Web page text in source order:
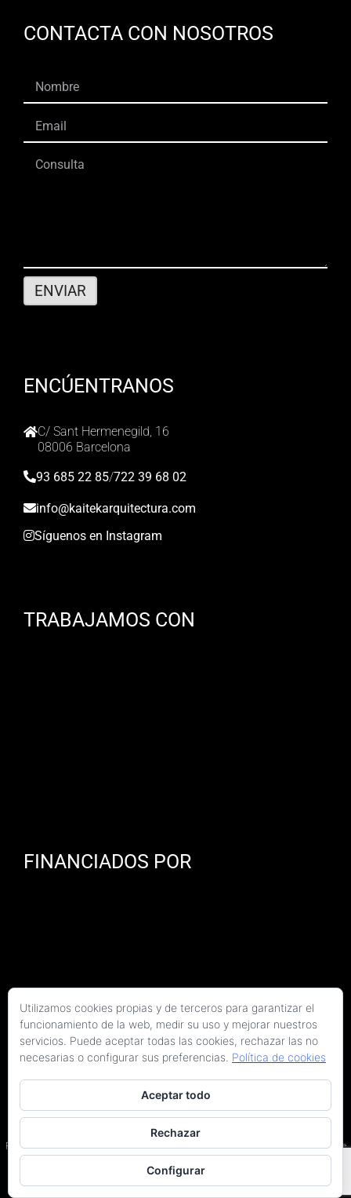
CONTACTA CON NOSOTROS
ENCÚENTRANOS
C/ Sant Hermenegild, 16
08006 Barcelona
93 685 22 85/722 39 68 02
info@kaitekarquitectura.com
Síguenos en Instagram
TRABAJAMOS CON
FINANCIADOS POR
Copyright 2026 Kaitek Servicios Tecnicos para la Construcción S.L.P. | Todos los
derechos reservados
Programa Kit Digital cofinanciado por los fondos Next Generation (EU) del Plan de
Recuperación, Transformación y Resiliencia.
Política de privacidad
Utilizamos cookies propias y de terceros para garantizar el
funcionamiento de la web, medir su uso y mejorar nuestros
servicios. Puede aceptar todas las cookies, rechazar las no
necesarias o configurar sus preferencias. Política de cookies
Aceptar todo
Rechazar
Configurar